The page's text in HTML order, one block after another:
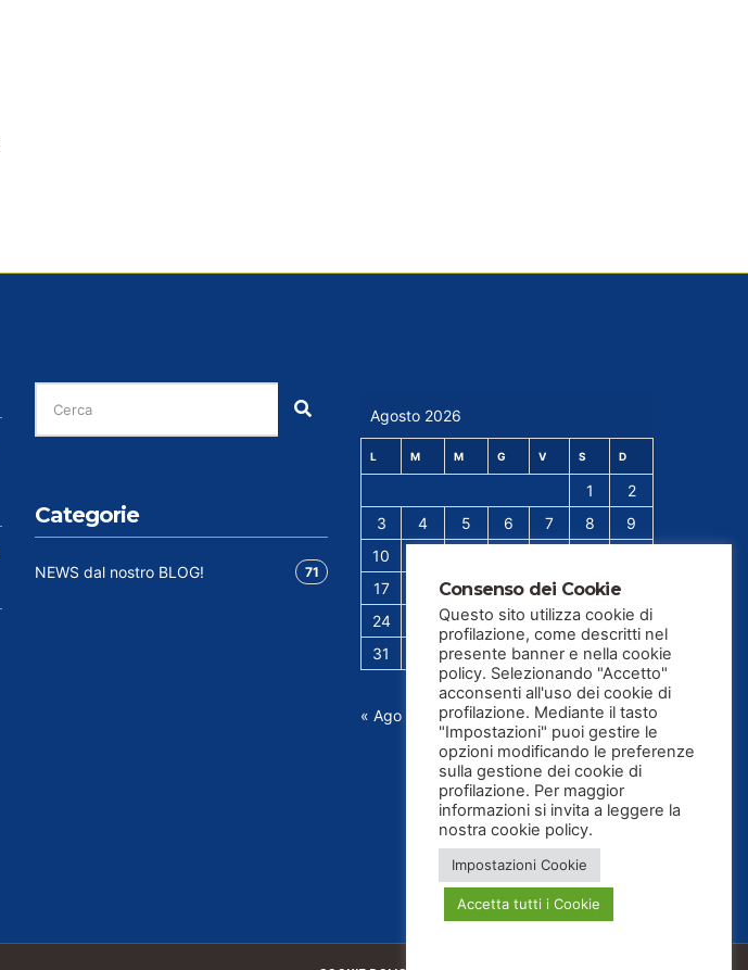
CERCA
PER:
Categorie
NEWS dal nostro BLOG! 71
Agosto 2026
L M M G V S D
1
2
3
4 5 6 7 8
9
10
17
19 20 21 22
24
26 27 28 29
30
31
« Ago
Consenso dei Cookie
Questo sito utilizza cookie di
profilazione, come descritti nel
presente banner e nella cookie
policy. Selezionando "Accetto"
acconsenti all'uso dei cookie di
profilazione. Mediante il tasto
"Impostazioni" puoi gestire le
opzioni modificando le preferenze
sulla gestione dei cookie di
profilazione. Per maggior
informazioni si invita a leggere la
nostra cookie policy.
Impostazioni Cookie
Accetta tutti i Cookie